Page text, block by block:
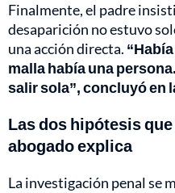
Finalmente, el padre
desaparición no estuvo
una acción directa.
malla había una
salir sola”, concluyó en
Las dos hipótesis
abogado explica
La investigación penal se